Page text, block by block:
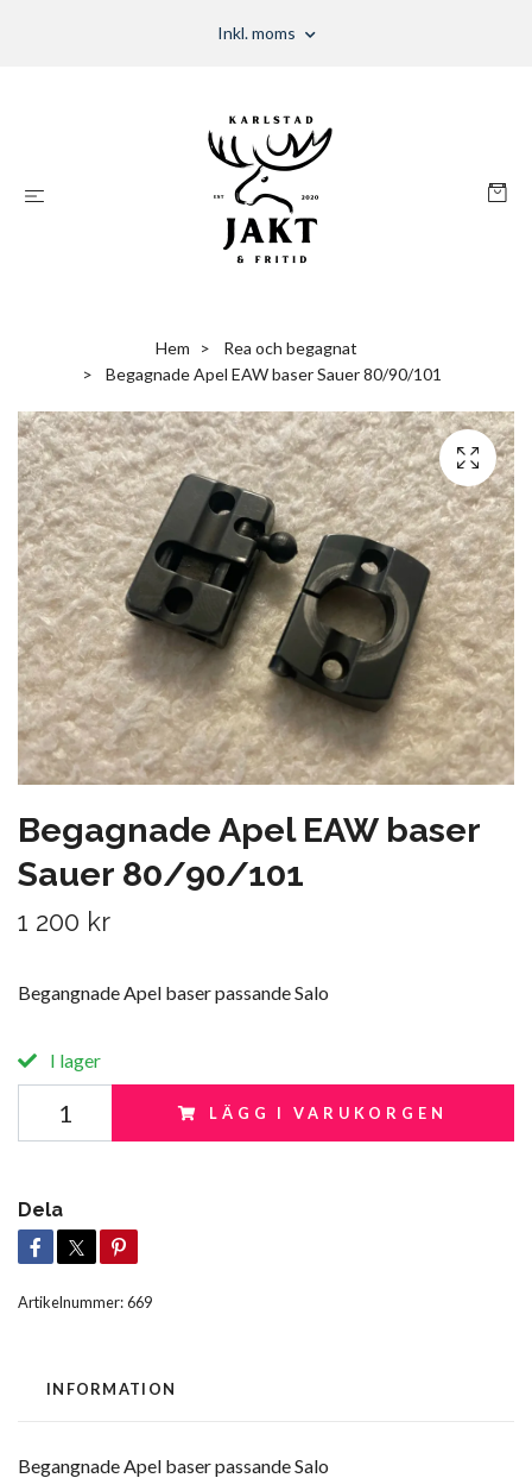
Inkl. moms
Hem
Rea och begagnat
Begagnade Apel EAW baser Sauer 80/90/101
Begagnade Apel EAW baser
Sauer 80/90/101
1 200 kr
Begangnade Apel baser passande Salo
I lager
LÄGG I VARUKORGEN
Dela
Artikelnummer:669
INFORMATION
Begangnade Apel baser passande Salo